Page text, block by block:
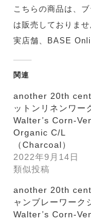
こちらの商品は、
は販売しておりませ
実店舗、BASE
関連
another 20th
ットンリネンワー
Walter’s Corn-
Organic C/L
（Charcoal）
2022年9月14日
類似投稿
another 20th
ャンブレーワーク
Walter’s Corn-